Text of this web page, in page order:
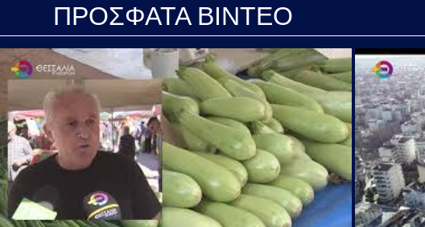
ΠΡΟΣΦΑΤΑ ΒΙΝΤΕΟ